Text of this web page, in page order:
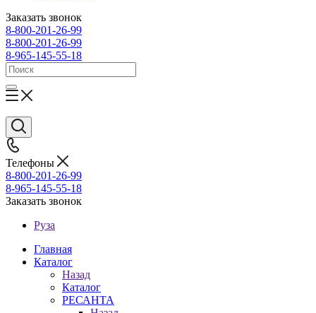
Заказать звонок
8-800-201-26-99
8-800-201-26-99
8-965-145-55-18
Телефоны
8-800-201-26-99
8-965-145-55-18
Заказать звонок
Руза
Главная
Каталог
Назад
Каталог
РЕСАНТА